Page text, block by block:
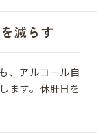
減らす
、アルコール自
ます。休肝日を